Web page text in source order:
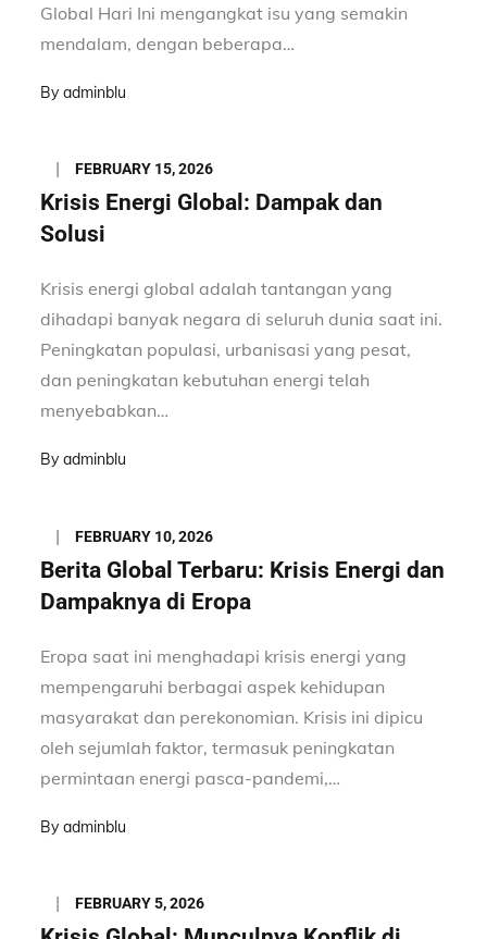
Global Hari Ini mengangkat isu yang semakin
mendalam, dengan beberapa…
Byadminblu
Posted
on
FEBRUARY 15, 2026
Krisis Energi Global: Dampak dan
Solusi
Krisis energi global adalah tantangan yang
dihadapi banyak negara di seluruh dunia saat ini.
Peningkatan populasi, urbanisasi yang pesat,
dan peningkatan kebutuhan energi telah
menyebabkan…
Byadminblu
Posted
on
FEBRUARY 10, 2026
Berita Global Terbaru: Krisis Energi dan
Dampaknya di Eropa
Eropa saat ini menghadapi krisis energi yang
mempengaruhi berbagai aspek kehidupan
masyarakat dan perekonomian. Krisis ini dipicu
oleh sejumlah faktor, termasuk peningkatan
permintaan energi pasca-pandemi,…
Byadminblu
Posted
on
FEBRUARY 5, 2026